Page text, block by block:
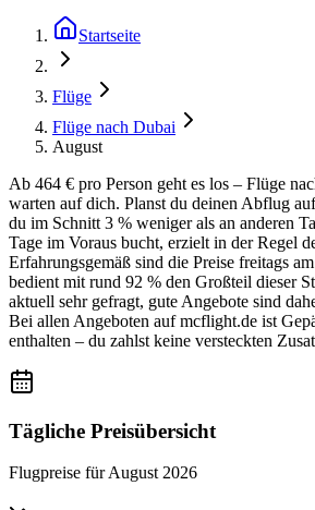
Startseite
Flüge
Flüge nach Dubai
August
Ab 464 € pro Person geht es los – Flüge
warten auf dich. Planst du deinen Abflug
du im Schnitt 3 % weniger als an anderen
Tage im Voraus bucht, erzielt in der Regel
Erfahrungsgemäß sind die Preise freitags
bedient mit rund 92 % den Großteil dieser
aktuell sehr gefragt, gute Angebote sind
Bei allen Angeboten auf mcflight.de ist
enthalten – du zahlst keine versteckten
Tägliche Preisübersicht
Flugpreise fürAugust 2026